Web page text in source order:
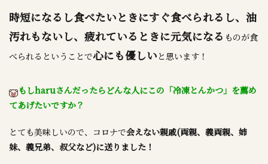
時短になるし食べたいときにすぐ食べられるし、油
汚れもないし、疲れているときに元気になる ものが食
べられるということで心にも優しい と思います！
もしharuさんだったらどんな人にこの「冷凍とんかつ」を薦め
てあげたいですか？
とても美味しいので、コロナで会えない親戚(両親、義両親、姉
妹、義兄弟、叔父など)に送りました！